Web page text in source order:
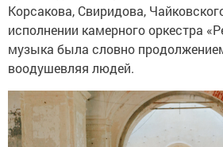
Корсакова, Свиридова,
исполнении камерного оркестра
музыка была словно
воодушевляя людей.